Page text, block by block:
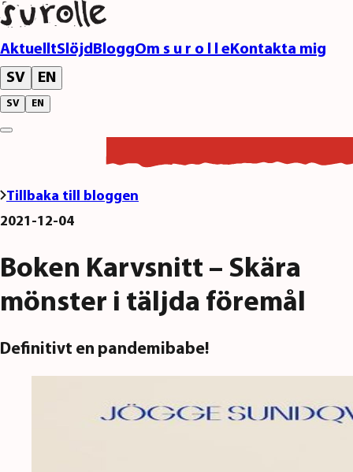
AktuelltSlöjdBloggOm s u r o l l eKontakta mig
SV
EN
SV EN
Tillbaka till bloggen
2021-12-04
Boken Karvsnitt – Skära
mönster i täljda föremål
Definitivt en pandemibabe!